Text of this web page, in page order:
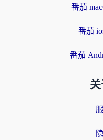
番茄
番茄
番茄
关